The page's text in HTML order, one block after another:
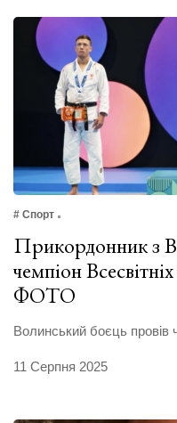
# Спорт
Прикордонник з
чемпіон
ФОТО
Волинський боєць провів
11 Серпня 2025